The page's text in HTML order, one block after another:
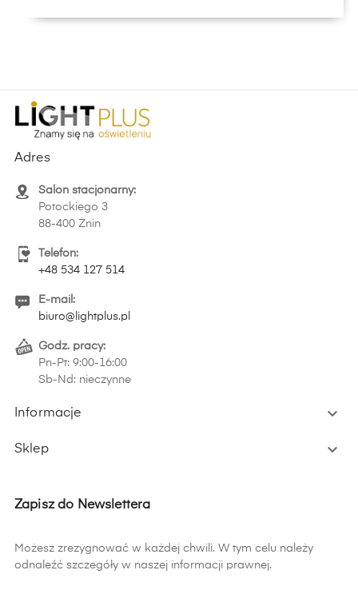
Adres
Salon stacjonarny:
Potockiego 3
88-400 Żnin
Telefon:
+48 534 127 514
E-mail:
biuro@lightplus.pl
Godz. pracy:
Pn-Pt: 9:00-16:00
Sb-Nd: nieczynne
Informacje 
Sklep 
Zapisz do Newslettera
Możesz zrezygnować w każdej chwili. W tym celu należy
odnaleźć szczegóły w naszej informacji prawnej.